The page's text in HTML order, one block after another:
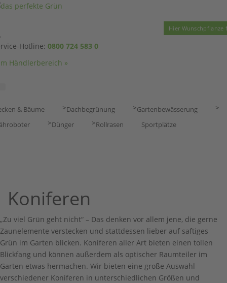
Hotline: 0800 724 583 0
Händlerbereich »
& Bäume >Dachbegrünung >Gartenbewässerung >
>Dünger >Rollrasen Sportplätze
Koniferen
„Zu viel Grün geht nicht“ – Das denken vor allem jene, die gerne
Zaunelemente verstecken und stattdessen lieber auf saftiges
Grün im Garten blicken. Koniferen aller Art bieten einen tollen
Blickfang und können außerdem als optischer Raumteiler im
Garten etwas hermachen. Wir bieten eine große Auswahl
verschiedener Koniferen in unterschiedlichen Größen und